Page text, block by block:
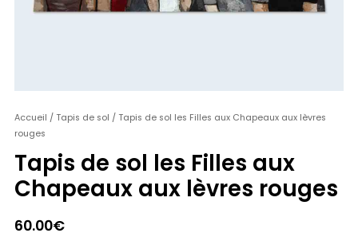
Accueil / Tapis de sol / Tapis de sol les Filles aux Chapeaux aux lèvres
rouges
Tapis de sol les Filles aux
Chapeaux aux lèvres rouges
60.00€
quantité
de
Tapis
de
sol
Filles